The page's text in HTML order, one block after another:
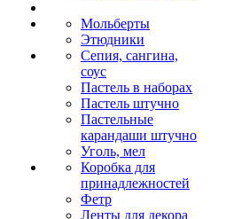
Мольберты
Этюдники
Сепия, сангина,
соус
Пастель в наборах
Пастель штучно
Пастельные
карандаши штучно
Уголь, мел
Коробка для
принадлежностей
Фетр
Ленты для декора